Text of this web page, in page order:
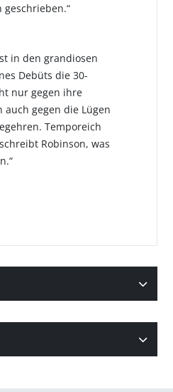
geschrieben.“
in den grandiosen
Debüts die 30-
nur gegen ihre
auch gegen die Lügen
Temporeich
Robinson, was